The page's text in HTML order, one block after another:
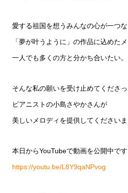
愛する祖国を想うみんなの心が一つな
「夢が叶うように」の作品に込めた
一人でも多くの方と分かち合いたい。
そんな私の願いを受け止めてくださっ
ピアニストの小島さやかさんが
美しいメロディを提供してくださいま
本日からYouTubeで動画を公開中です
https://youtu.be/L8Y9qaNPvog